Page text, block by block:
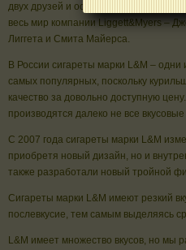
двух друзей и основателей
весь мир компании Liggett&Myers –
Лиггета и Смита Майерса.
В России сигареты марки L&M – одни
самых популярных, поскольку
качество за довольно доступную
производятся далеко не все
С 2007 года сигареты марки L&M
приобретя новый дизайн, но и
также разработали новый тройной
Сигареты марки L&M имеют резкий
послевкусие, тем самым выделяясь
L&M имеет множество вкусов, но